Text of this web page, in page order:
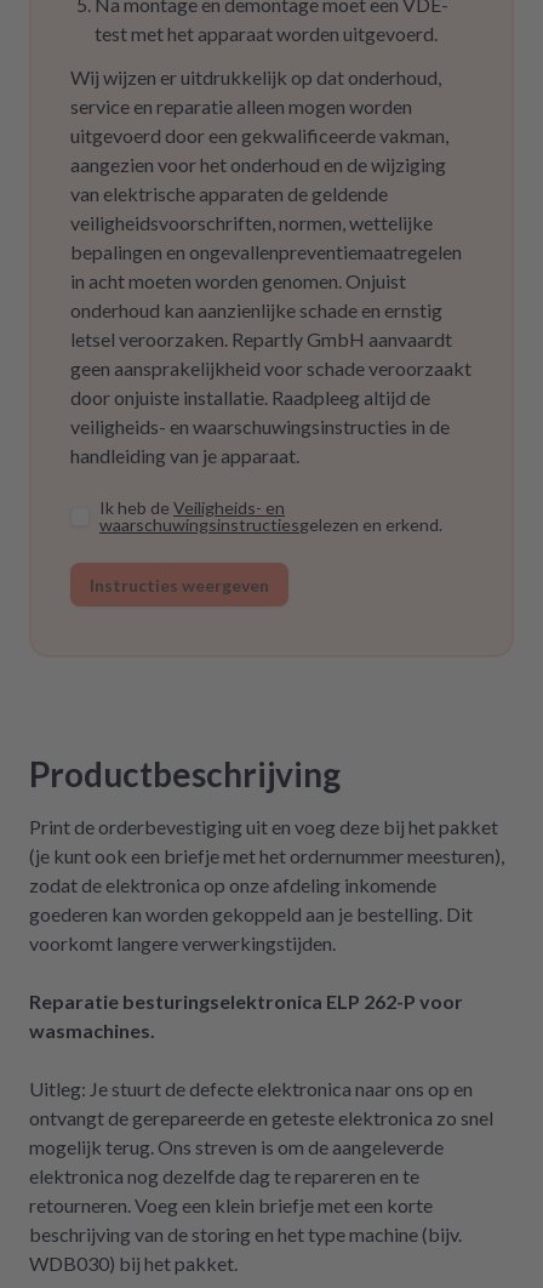
test met het apparaat worden uitgevoerd.
Wij wijzen er uitdrukkelijk op dat onderhoud,
service en reparatie alleen mogen worden
uitgevoerd door een gekwalificeerde vakman,
aangezien voor het onderhoud en de wijziging
van elektrische apparaten de geldende
veiligheidsvoorschriften, normen, wettelijke
bepalingen en ongevallenpreventiemaatregelen
in acht moeten worden genomen. Onjuist
onderhoud kan aanzienlijke schade en ernstig
letsel veroorzaken. Repartly GmbH aanvaardt
geen aansprakelijkheid voor schade veroorzaakt
door onjuiste installatie. Raadpleeg altijd de
veiligheids- en waarschuwingsinstructies in de
handleiding van je apparaat.
Ik heb de Veiligheids- en
waarschuwingsinstructiesgelezen en erkend.
Instructies weergeven
Productbeschrijving
Print de orderbevestiging uit en voeg deze bij het pakket
(je kunt ook een briefje met het ordernummer meesturen),
zodat de elektronica op onze afdeling inkomende
goederen kan worden gekoppeld aan je bestelling. Dit
voorkomt langere verwerkingstijden.
Reparatie besturingselektronica ELP 262-P voor
wasmachines.
Uitleg: Je stuurt de defecte elektronica naar ons op en
ontvangt de gerepareerde en geteste elektronica zo snel
mogelijk terug. Ons streven is om de aangeleverde
elektronica nog dezelfde dag te repareren en te
retourneren. Voeg een klein briefje met een korte
beschrijving van de storing en het type machine (bijv.
WDB030) bij het pakket.